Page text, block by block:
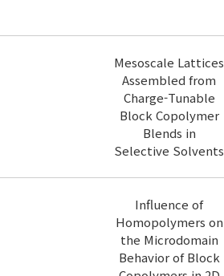
Mesoscale Lattices
Assembled from
Charge-Tunable
Block Copolymer
Blends in
Selective Solvents
Influence of
Homopolymers on
the Microdomain
Behavior of Block